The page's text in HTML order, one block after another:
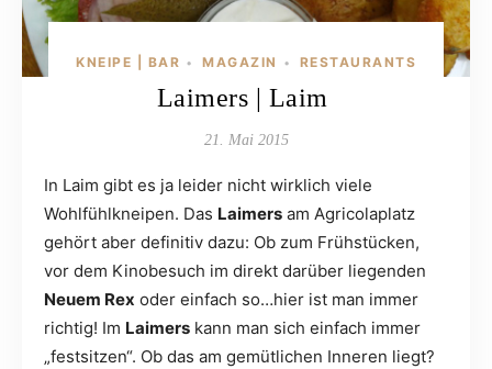
KNEIPE | BAR • MAGAZIN • RESTAURANTS
Laimers | Laim
21. Mai 2015
In Laim gibt es ja leider nicht wirklich viele
Wohlfühlkneipen. Das Laimers am Agricolaplatz
gehört aber definitiv dazu: Ob zum Frühstücken,
vor dem Kinobesuch im direkt darüber liegenden
Neuem Rex oder einfach so…hier ist man immer
richtig! Im Laimers kann man sich einfach immer
„festsitzen“. Ob das am gemütlichen Inneren liegt?